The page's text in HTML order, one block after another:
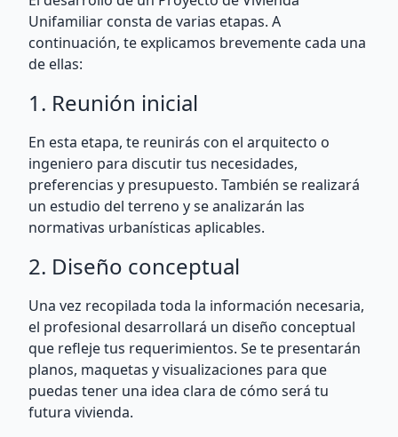
Unifamiliar consta de varias etapas. A
continuación, te explicamos brevemente cada una
de ellas:
1. Reunión inicial
En esta etapa, te reunirás con el arquitecto o
ingeniero para discutir tus necesidades,
preferencias y presupuesto. También se realizará
un estudio del terreno y se analizarán las
normativas urbanísticas aplicables.
2. Diseño conceptual
Una vez recopilada toda la información necesaria,
el profesional desarrollará un diseño conceptual
que refleje tus requerimientos. Se te presentarán
planos, maquetas y visualizaciones para que
puedas tener una idea clara de cómo será tu
futura vivienda.